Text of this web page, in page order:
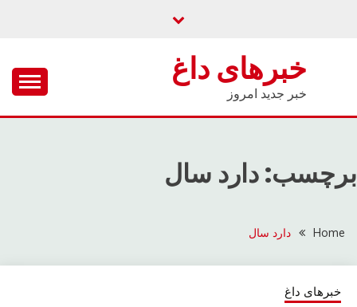
خبرهای داغ
خبر جدید امروز
برچسب: دارد سال
Home دارد سال
خبرهای داغ